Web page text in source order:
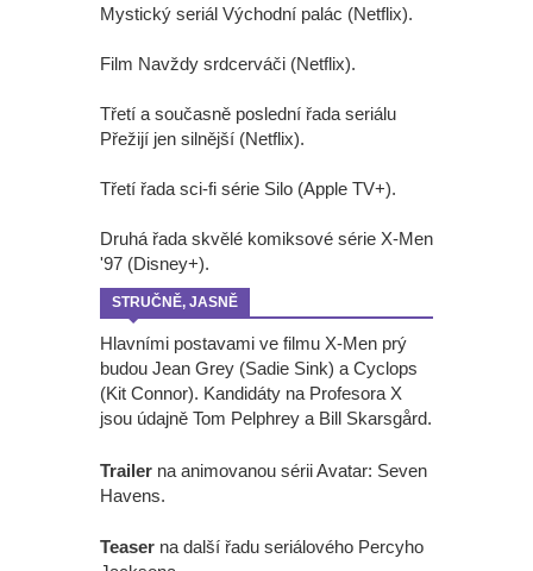
Mystický seriál Východní palác (Netflix).
Film Navždy srdcerváči (Netflix).
Třetí a současně poslední řada seriálu
Přežijí jen silnější (Netflix).
Třetí řada sci-fi série Silo (Apple TV+).
Druhá řada skvělé komiksové série X-Men
'97 (Disney+).
STRUČNĚ, JASNĚ
Hlavními postavami ve filmu X-Men prý
budou Jean Grey (Sadie Sink) a Cyclops
(Kit Connor). Kandidáty na Profesora X
jsou údajně Tom Pelphrey a Bill Skarsgård.
Trailer na animovanou sérii Avatar: Seven
Havens.
Teaser na další řadu seriálového Percyho